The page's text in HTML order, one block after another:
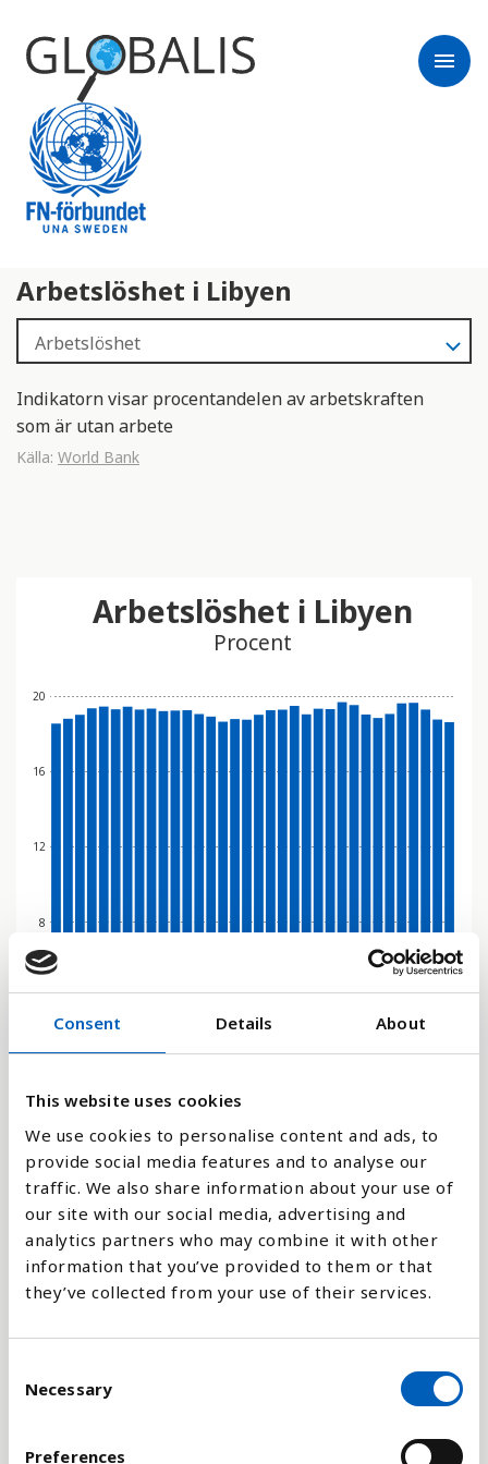
Consent Details About
This website uses cookies
We use cookies to personalise content and ads, to
provide social media features and to analyse our
traffic. We also share information about your use of
our site with our social media, advertising and
analytics partners who may combine it with other
information that you’ve provided to them or that
they’ve collected from your use of their services.
Necessary
Preferences
menu
Arbetslöshet i Libyen
Indikatorn visar procentandelen av arbetskraften
som är utan arbete
Källa: World Bank
4
8
12
16
20
1991 1993 1995 1997 1999 2001 2003 2005 2007
Arbetslöshet i Libyen
Procent
Stapeldiagram
Linje
Platt
Jämför med: